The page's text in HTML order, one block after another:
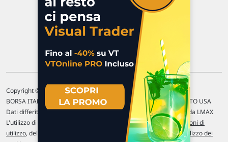
Commenti e segnalazioni
Contattaci
Copyright © 1996-2026 Traderlink Italia s.r.l.
BORSA ITALIANA Quotazioni di borsa differite di 15 min. / MERCATO USA
Dati differiti di 15 min. (fonte Intrinio) / FOREX Quotazioni fornite da LMAX
L'utilizzo di questo sito implica l'accettazione delle nostreCondizioni di
utilizzo, del Politiche sulla privacye dell'Utilizzo dei